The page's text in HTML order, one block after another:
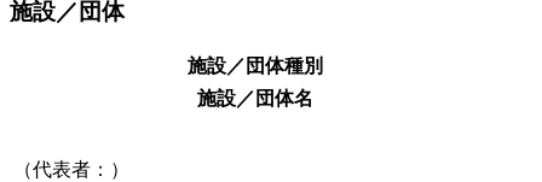
施設／団体
施設／団体種別
施設／団体名
（代表者：）